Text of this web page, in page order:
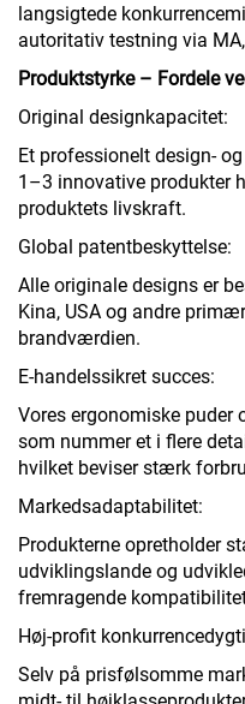
langsigtede
autoritativ testning via MA,
Produktstyrke – Fordele
Original designkapacitet:
Et professionelt design-
1–3 innovative produkter
produktets livskraft.
Global patentbeskyttelse:
Alle originale designs er
Kina, USA og andre
brandværdien.
E-handelssikret succes:
Vores ergonomiske puder
som nummer et i flere
hvilket beviser stærk
Markedsadaptabilitet:
Produkterne opretholder
udviklingslande og
fremragende
Høj-profit
Selv på prisfølsomme